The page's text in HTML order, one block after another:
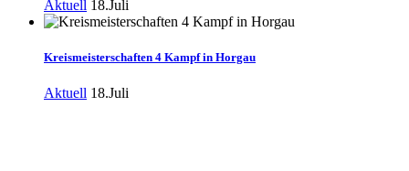
Aktuell 18.Juli
Kreismeisterschaften 4 Kampf in Horgau
Aktuell 18.Juli